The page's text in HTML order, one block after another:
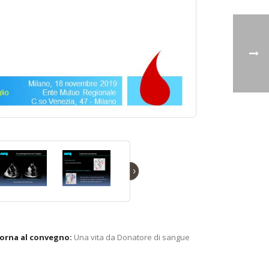
›
al convegno: Una vita da Donatore di sangue